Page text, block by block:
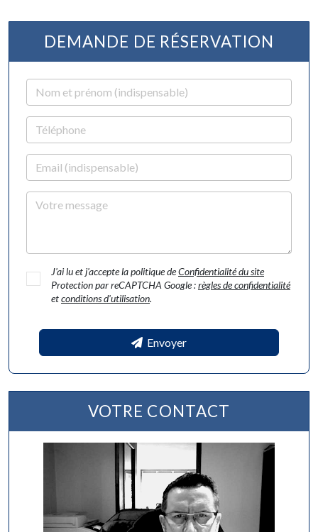
DEMANDE DE RÉSERVATION
Nom et prénom
Téléphone
Email
Votre message
J'ai lu et j'accepte la politique deConfidentialité du site
Protection par reCAPTCHA Google :règles de confidentialité
etconditions d'utilisation.
Envoyer
VOTRE CONTACT